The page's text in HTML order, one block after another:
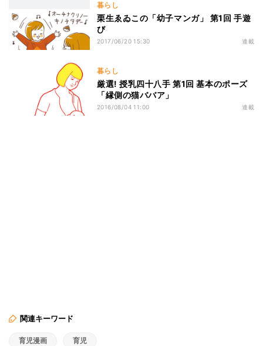
暮らし
栗生ゑゐこの「幼子マンガ」 第1回 手遊
び
2017/06/20 15:30 連載
暮らし
厳選! 授乳四十八手 第1回 基本のポーズ
「縁側の猫ババア」
2016/08/04 11:00 連載
関連キーワード
育児漫画 育児